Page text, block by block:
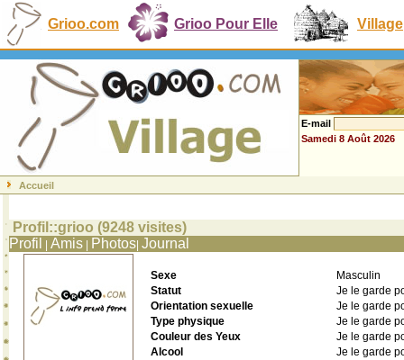
Grioo.com Grioo Pour Elle Village
E-mail
Samedi 8 Août 2026
Accueil
Profil::grioo (9248 visites)
Profil
Amis Photos Journal
Sexe
Masculin
Statut
Je le garde
Orientation sexuelle
Je le garde
Type physique
Je le garde
Couleur des Yeux
Je le garde
Alcool
Je le garde